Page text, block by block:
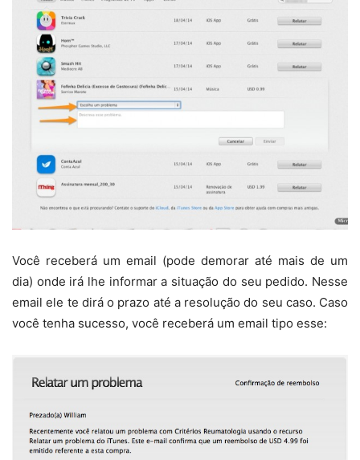
Você receberá um email (pode demorar até mais de um
dia) onde irá lhe informar a situação do seu pedido. Nesse
email ele te dirá o prazo até a resolução do seu caso. Caso
você tenha sucesso, você receberá um email tipo esse: